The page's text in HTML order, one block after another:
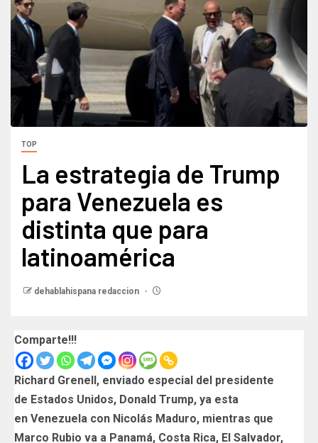
TOP
La estrategia de Trump
para Venezuela es
distinta que para
latinoamérica
dehablahispana redaccion
Comparte!!!
Richard Grenell, enviado especial del presidente
de Estados Unidos, Donald Trump, ya esta
en Venezuela con Nicolás Maduro, mientras que
Marco Rubio va a Panamá, Costa Rica, El Salvador,